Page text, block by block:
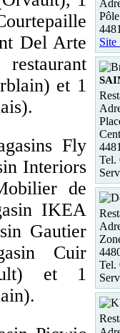
Del Arte
et 1
Fly
Interiors
de
IKEA
Gautier
Cuir
et 1
Site
Tel.
Tel.